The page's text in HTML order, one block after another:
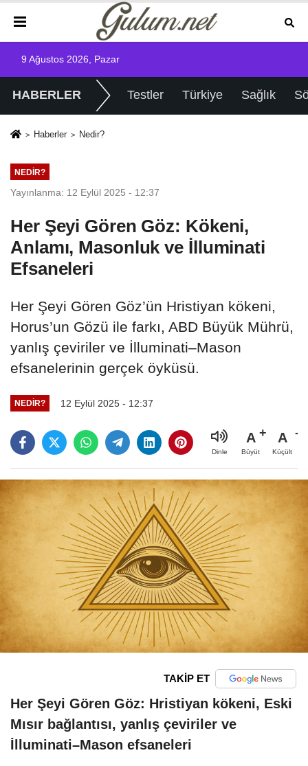
9 Ağustos 2026, Pazar
HABERLER Testler Türkiye Sağlık
Haberler Nedir?
NEDIR?
Yayınlanma: 12 Eylül 2025 - 12:37
Her Şeyi Gören Göz: Kökeni,
Anlamı, Masonluk ve İlluminati
Efsaneleri
Her Şeyi Gören Göz’ün Hristiyan kökeni,
Horus’un Gözü ile farkı, ABD Büyük Mührü,
yanlış çeviriler ve İlluminati–Mason
efsanelerinin gerçek öyküsü.
NEDIR? 12 Eylül 2025 - 12:37
Dinle
A
Büyüt
A
Küçült
TAKİP ET
Her Şeyi Gören Göz: Hristiyan kökeni, Eski
Mısır bağlantısı, yanlış çeviriler ve
İlluminati–Mason efsaneleri